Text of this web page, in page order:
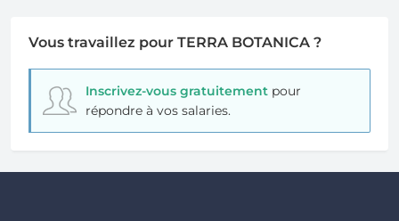
Vous travaillez pour TERRA BOTANICA ?
Inscrivez-vous gratuitementpour
répondre à vos salaries.